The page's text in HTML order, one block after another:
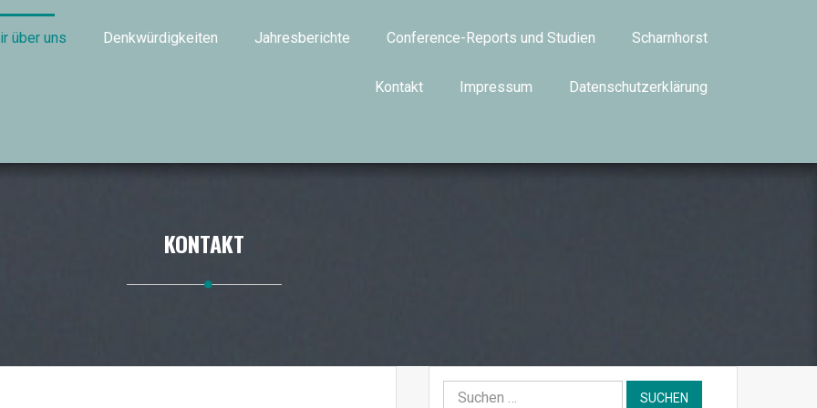
über uns Denkwürdigkeiten Jahresberichte Conference-Reports und Studien Scharnhorst
Kontakt Impressum Datenschutzerklärung
KONTAKT
Suchen